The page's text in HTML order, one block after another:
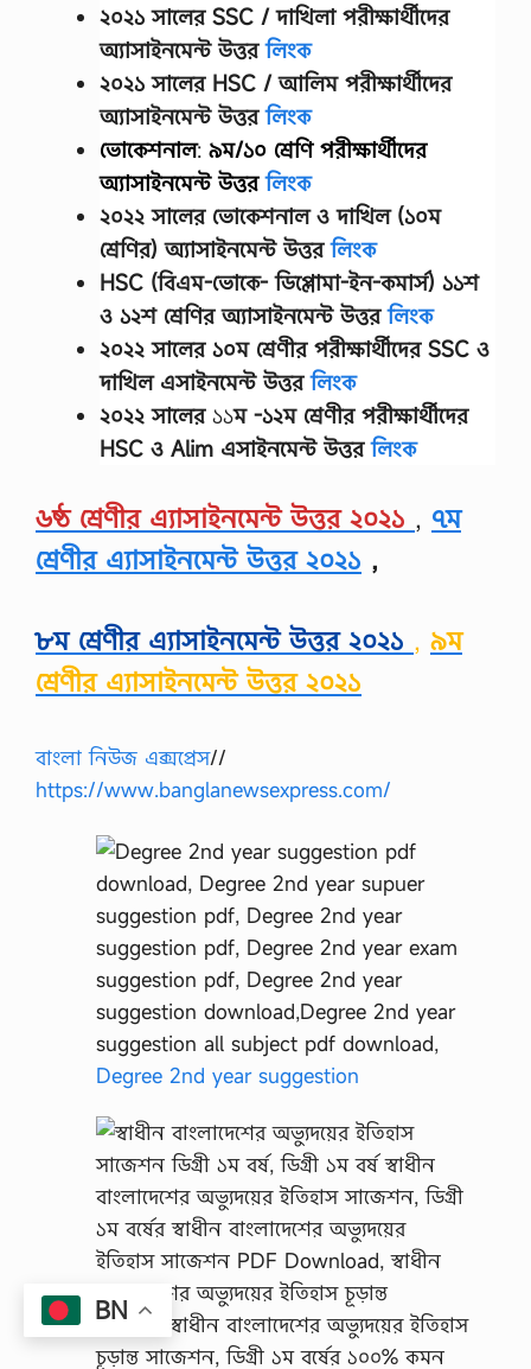
২০২১ সালের SSC / দাখিলা পরীক্ষার্থীদের
অ্যাসাইনমেন্ট উত্তরলিংক
২০২১ সালের HSC / আলিম পরীক্ষার্থীদের
অ্যাসাইনমেন্ট উত্তরলিংক
ভোকেশনাল: ৯ম/১০ শ্রেণি পরীক্ষার্থীদের
অ্যাসাইনমেন্ট উত্তরলিংক
২০২২ সালের ভোকেশনাল ও দাখিল (১০ম
শ্রেণির) অ্যাসাইনমেন্ট উত্তরলিংক
HSC (বিএম-ভোকে- ডিপ্লোমা-ইন-কমার্স) ১১শ
ও ১২শ শ্রেণির অ্যাসাইনমেন্ট উত্তরলিংক
২০২২ সালের ১০ম শ্রেণীর পরীক্ষার্থীদেরSSC ও
দাখিল এসাইনমেন্ট উত্তরলিংক
২০২২ সালের১১ম -১২ম শ্রেণীর পরীক্ষার্থীদের
HSC ও Alim এসাইনমেন্ট উত্তরলিংক
৬ষ্ঠ শ্রেণীর এ্যাসাইনমেন্ট উত্তর ২০২১ , ৭ম
শ্রেণীর এ্যাসাইনমেন্ট উত্তর ২০২১ ,
৮ম শ্রেণীর এ্যাসাইনমেন্ট উত্তর ২০২১ , ৯ম
শ্রেণীর এ্যাসাইনমেন্ট উত্তর ২০২১
বাংলা নিউজ এক্সপ্রেস//
https://www.banglanewsexpress.com/
Degree 2nd year suggestion
BN